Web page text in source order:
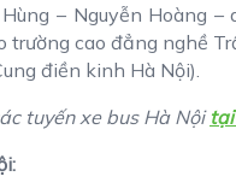
– Nguyễn Hoàng
cao đẳng nghề
điền kinh Hà Nội).
tuyến xe bus Hà Nội